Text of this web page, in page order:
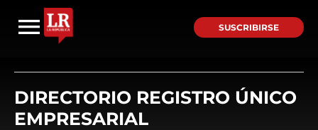
SUSCRIBIRSE
DIRECTORIO REGISTRO ÚNICO
EMPRESARIAL